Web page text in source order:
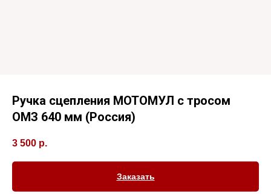
Ручка сцепления МОТОМУЛ с тросом
ОМЗ 640 мм (Россия)
3 500 р.
Заказать